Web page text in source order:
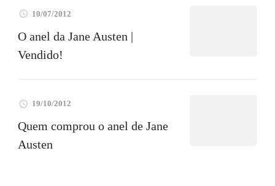
10/07/2012
O anel da Jane Austen |
Vendido!
19/10/2012
Quem comprou o anel de Jane
Austen